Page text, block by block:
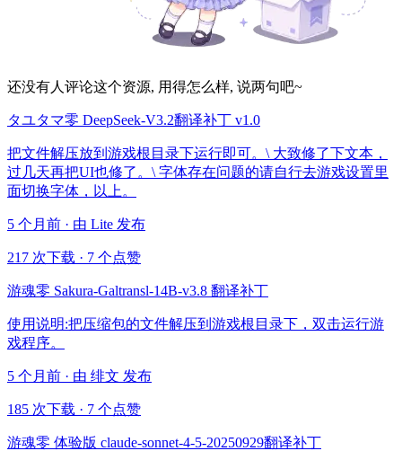
还没有人评论这个资源, 用得怎么样, 说两句吧~
タユタマ零 DeepSeek-V3.2翻译补丁 v1.0
把文件解压放到游戏根目录下运行即可。\ 大致修了下文本，
过几天再把UI也修了。\ 字体存在问题的请自行去游戏设置里
面切换字体，以上。
5 个月前 · 由 Lite 发布
217 次下载 · 7 个点赞
游魂零 Sakura-Galtransl-14B-v3.8 翻译补丁
使用说明:把压缩包的文件解压到游戏根目录下，双击运行游
戏程序。
5 个月前 · 由 绯文 发布
185 次下载 · 7 个点赞
游魂零 体验版 claude-sonnet-4-5-20250929翻译补丁